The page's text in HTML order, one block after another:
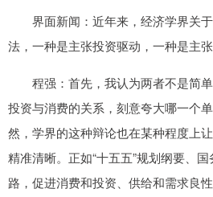
界面新闻：近年来，经济学界关于
法，一种是主张投资驱动，一种是主
程强：首先，我认为两者不是简单
投资与消费的关系，刻意夸大哪一个
然，学界的这种辩论也在某种程度上
精准清晰。正如“十五五”规划纲要、
路，促进消费和投资、供给和需求良